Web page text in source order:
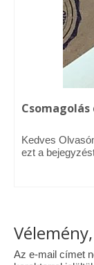
Ellynor
Kedves
ezt a
Az e-mail címet